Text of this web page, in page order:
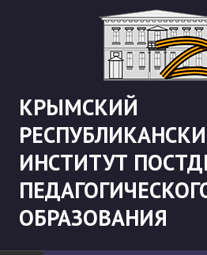
КРЫМСКИЙ
ИНСТИТУТ
ОБРАЗОВАНИЯ